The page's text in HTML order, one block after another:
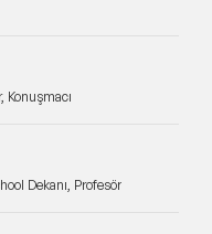
Konuşmacı
Dekanı, Profesör